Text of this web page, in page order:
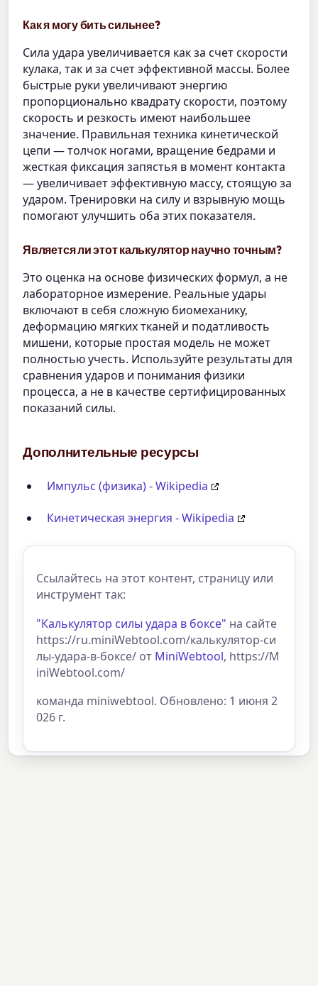
Как я могу бить сильнее?
Сила удара увеличивается как за счет скорости
кулака, так и за счет эффективной массы. Более
быстрые руки увеличивают энергию
пропорционально квадрату скорости, поэтому
скорость и резкость имеют наибольшее
значение. Правильная техника кинетической
цепи — толчок ногами, вращение бедрами и
жесткая фиксация запястья в момент контакта
— увеличивает эффективную массу, стоящую за
ударом. Тренировки на силу и взрывную мощь
помогают улучшить оба этих показателя.
Является ли этот калькулятор научно точным?
Это оценка на основе физических формул, а не
лабораторное измерение. Реальные удары
включают в себя сложную биомеханику,
деформацию мягких тканей и податливость
мишени, которые простая модель не может
полностью учесть. Используйте результаты для
сравнения ударов и понимания физики
процесса, а не в качестве сертифицированных
показаний силы.
Дополнительные ресурсы
Импульс (физика) - Wikipedia
Кинетическая энергия - Wikipedia
Ссылайтесь на этот контент, страницу или
инструмент так:
"Калькулятор силы удара в боксе" на сайте
https://ru.miniWebtool.com/калькулятор-си
лы-удара-в-боксе/ от MiniWebtool, https://M
iniWebtool.com/
команда miniwebtool. Обновлено: 1 июня 2
026 г.